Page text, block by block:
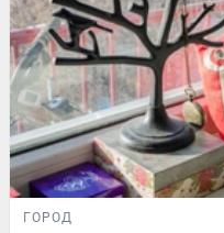
ГОРОД